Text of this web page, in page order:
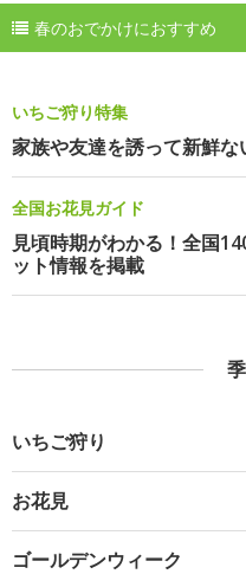
春のおでかけにおすすめ
いちご狩り特集
家族や友達を誘って新鮮な
全国お花見ガイド
見頃時期がわかる！全国
ット情報を掲載
いちご狩り
お花見
ゴールデンウィーク